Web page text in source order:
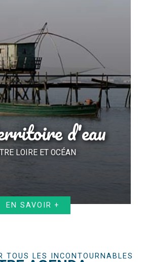
d'eau
LOIRE ET OCÉAN
EN SAVOIR +
TOUS LES INCONTOURNABLES